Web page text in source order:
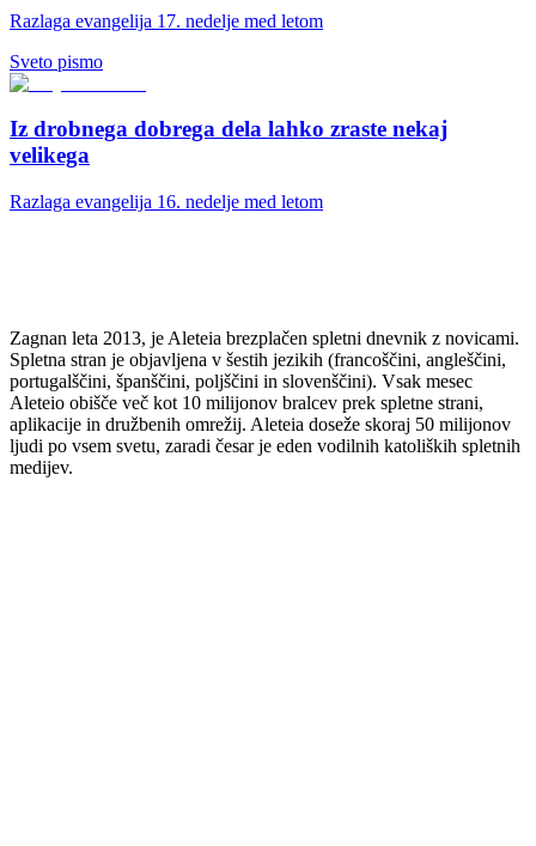
Razlaga evangelija 17. nedelje med letom
Sveto pismo
Iz drobnega dobrega dela lahko zraste nekaj
velikega
Razlaga evangelija 16. nedelje med letom
Zagnan leta 2013, je Aleteia brezplačen spletni dnevnik z novicami.
Spletna stran je objavljena v šestih jezikih (francoščini, angleščini,
portugalščini, španščini, poljščini in slovenščini). Vsak mesec
Aleteio obišče več kot 10 milijonov bralcev prek spletne strani,
aplikacije in družbenih omrežij. Aleteia doseže skoraj 50 milijonov
ljudi po vsem svetu, zaradi česar je eden vodilnih katoliških spletnih
medijev.